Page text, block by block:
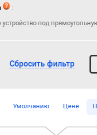
:
под
Сбросить фильтр
Умолчанию Цене